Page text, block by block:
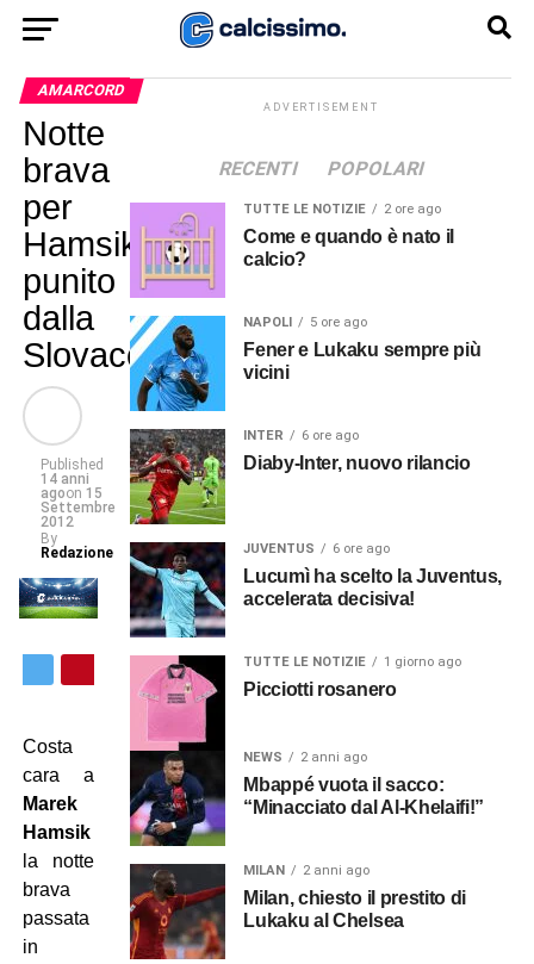
AMARCORD
Notte
brava
per
Hamsik:
punito
dalla
Slovacchia
Published
14 anni
agoon 15
Settembre
2012
By
Redazione
Costa
cara a
Marek
Hamsik
la notte
brava
passata
in
ADVERTISEMENT
RECENTI POPOLARI
TUTTE LE NOTIZIE 2 ore ago
Come e quando è nato il
calcio?
NAPOLI 5 ore ago
Fener e Lukaku sempre più
vicini
INTER 6 ore ago
Diaby-Inter, nuovo rilancio
JUVENTUS 6 ore ago
Lucumì ha scelto la Juventus,
accelerata decisiva!
TUTTE LE NOTIZIE 1 giorno ago
Picciotti rosanero
NEWS 2 anni ago
Mbappé vuota il sacco:
“Minacciato dal Al-Khelaifi!”
MILAN 2 anni ago
Milan, chiesto il prestito di
Lukaku al Chelsea